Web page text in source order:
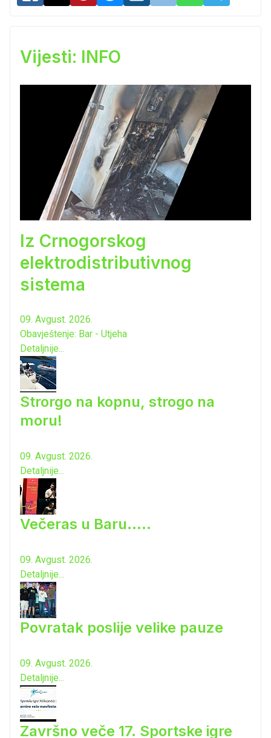
Vijesti: INFO
Iz Crnogorskog
elektrodistributivnog
sistema
09. Avgust. 2026.
Obavještenje: Bar - Utjeha
Detaljnije...
Strorgo na kopnu, strogo na
moru!
09. Avgust. 2026.
Detaljnije...
Večeras u Baru.....
09. Avgust. 2026.
Detaljnije...
Povratak poslije velike pauze
09. Avgust. 2026.
Detaljnije...
Završno veče 17. Sportske igre